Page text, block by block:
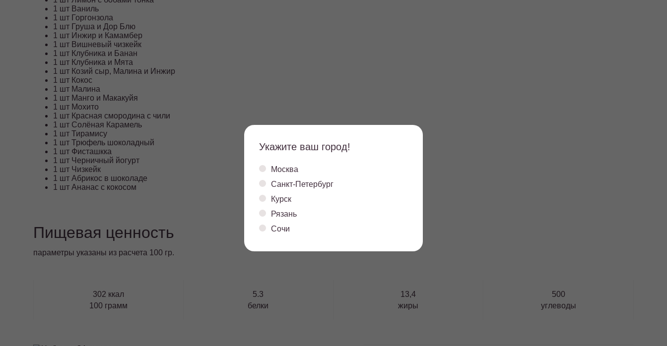
1 шт Ваниль
1 шт Горгонзола
1 шт Груша и Дор Блю
1 шт Инжир и Камамбер
1 шт Вишневый чизкейк
1 шт Клубника и Банан
1 шт Клубника и Мята
1 шт Козий сыр, Малина и Инжир
1 шт Кокос
1 шт Малина
1 шт Манго и Макакуйя
1 шт Мохито
1 шт Красная смородина с чили
1 шт Солёная Карамель
1 шт Тирамису
1 шт Трюфель шоколадный
1 шт Фисташкка
1 шт Черничный йогурт
1 шт Чизкейк
1 шт Абрикос в шоколаде
1 шт Ананас с кокосом
Пищевая ценность
параметры указаны из расчета 100 гр.
302 ккал
100 грамм
5.3
белки
13,4
жиры
500
углеводы
Укажите ваш город!
Москва
Санкт-Петербург
Курск
Рязань
Сочи